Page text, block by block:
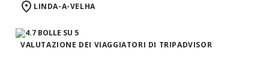
LINDA-A-VELHA
VALUTAZIONE DEI VIAGGIATORI DI TRIPADVISOR